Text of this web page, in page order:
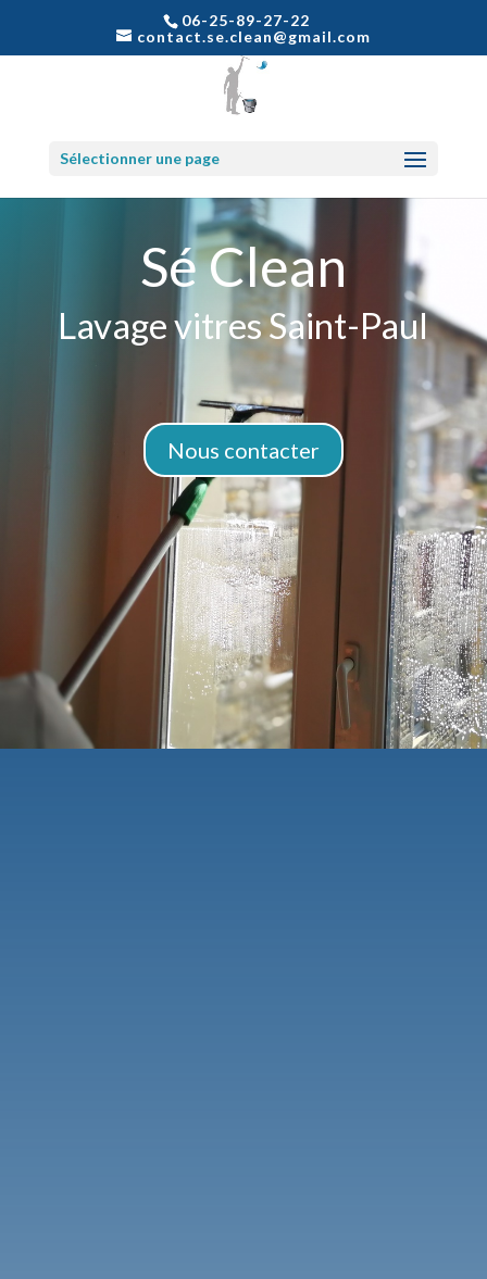
06-25-89-27-22
contact.se.clean@gmail.com
Sélectionner une page
Sé Clean
Lavage vitres Saint-Paul
Nous contacter